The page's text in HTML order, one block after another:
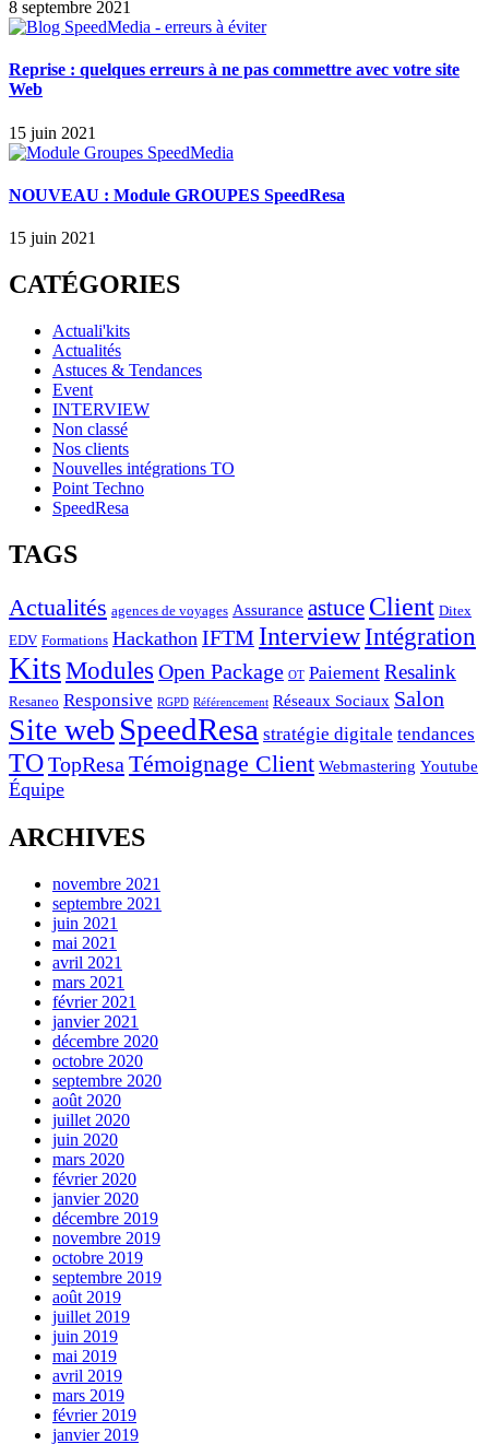
8 septembre 2021
Reprise : quelques erreurs à ne pas commettre avec votre site
Web
15 juin 2021
NOUVEAU : Module GROUPES SpeedResa
15 juin 2021
CATÉGORIES
Actuali'kits
Actualités
Astuces & Tendances
Event
INTERVIEW
Non classé
Nos clients
Nouvelles intégrations TO
Point Techno
SpeedResa
TAGS
Actualités agences de voyages Assurance astuce Client Ditex
EDV Formations Hackathon IFTM InterviewIntégration
KitsModules Open Package OT Paiement Resalink
Resaneo Responsive RGPD Référencement Réseaux Sociaux Salon
Site web SpeedResa stratégie digitale tendances
TOTopResa Témoignage Client Webmastering Youtube
Équipe
ARCHIVES
novembre 2021
septembre 2021
juin 2021
mai 2021
avril 2021
mars 2021
février 2021
janvier 2021
décembre 2020
octobre 2020
septembre 2020
août 2020
juillet 2020
juin 2020
mars 2020
février 2020
janvier 2020
décembre 2019
novembre 2019
octobre 2019
septembre 2019
août 2019
juillet 2019
juin 2019
mai 2019
avril 2019
mars 2019
février 2019
janvier 2019